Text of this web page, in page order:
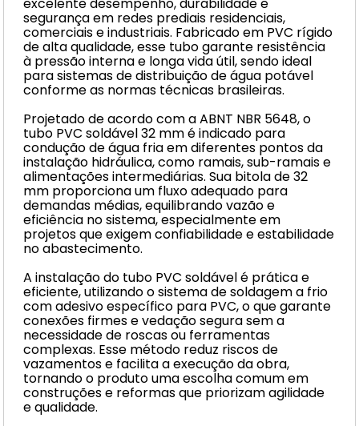
segurança em redes prediais residenciais,
comerciais e industriais. Fabricado em PVC rígido
de alta qualidade, esse tubo garante resistência
à pressão interna e longa vida útil, sendo ideal
para sistemas de distribuição de água potável
conforme as normas técnicas brasileiras.
Projetado de acordo com a ABNT NBR 5648, o
tubo PVC soldável 32 mm é indicado para
condução de água fria em diferentes pontos da
instalação hidráulica, como ramais, sub-ramais e
alimentações intermediárias. Sua bitola de 32
mm proporciona um fluxo adequado para
demandas médias, equilibrando vazão e
eficiência no sistema, especialmente em
projetos que exigem confiabilidade e estabilidade
no abastecimento.
A instalação do tubo PVC soldável é prática e
eficiente, utilizando o sistema de soldagem a frio
com adesivo específico para PVC, o que garante
conexões firmes e vedação segura sem a
necessidade de roscas ou ferramentas
complexas. Esse método reduz riscos de
vazamentos e facilita a execução da obra,
tornando o produto uma escolha comum em
construções e reformas que priorizam agilidade
e qualidade.